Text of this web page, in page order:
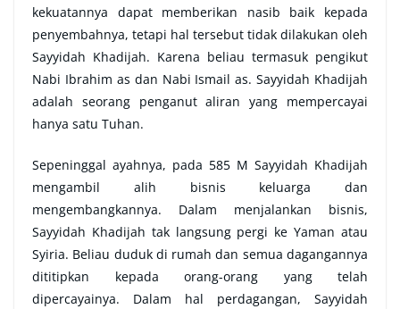
kekuatannya dapat memberikan nasib baik kepada
penyembahnya, tetapi hal tersebut tidak dilakukan oleh
Sayyidah Khadijah. Karena beliau termasuk pengikut
Nabi Ibrahim as dan Nabi Ismail as. Sayyidah Khadijah
adalah seorang penganut aliran yang mempercayai
hanya satu Tuhan.
Sepeninggal ayahnya, pada 585 M Sayyidah Khadijah
mengambil alih bisnis keluarga dan
mengembangkannya. Dalam menjalankan bisnis,
Sayyidah Khadijah tak langsung pergi ke Yaman atau
Syiria. Beliau duduk di rumah dan semua dagangannya
dititipkan kepada orang-orang yang telah
dipercayainya. Dalam hal perdagangan, Sayyidah